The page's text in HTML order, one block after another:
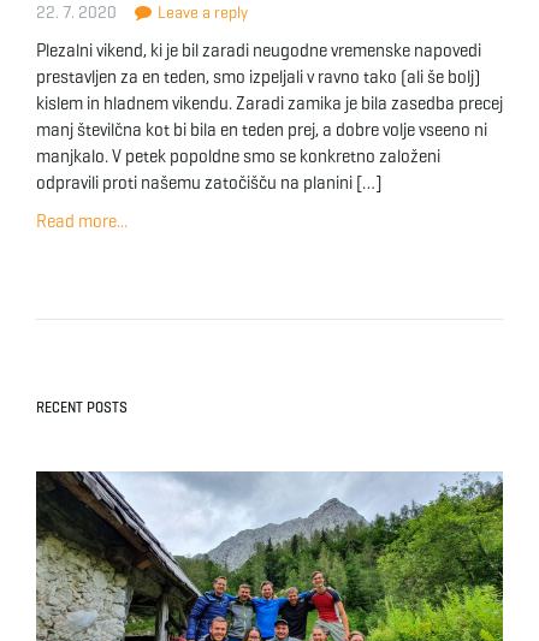
22. 7. 2020 Leave a reply
Plezalni vikend, ki je bil zaradi neugodne vremenske napovedi
prestavljen za en teden, smo izpeljali v ravno tako (ali še bolj)
kislem in hladnem vikendu. Zaradi zamika je bila zasedba precej
manj številčna kot bi bila en teden prej, a dobre volje vseeno ni
manjkalo. V petek popoldne smo se konkretno založeni
odpravili proti našemu zatočišču na planini […]
Read more...
RECENT POSTS